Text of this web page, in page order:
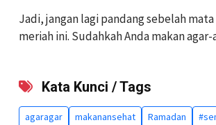
Jadi, jangan lagi pandang sebelah
meriah ini. Sudahkah Anda makan agar-
Kata Kunci / Tags
agaragar makanansehat Ramadan